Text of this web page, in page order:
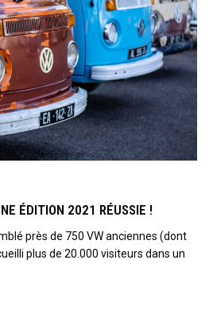
ÉDITION 2021 RÉUSSIE !
près de 750 VW anciennes (dont
plus de 20.000 visiteurs dans un